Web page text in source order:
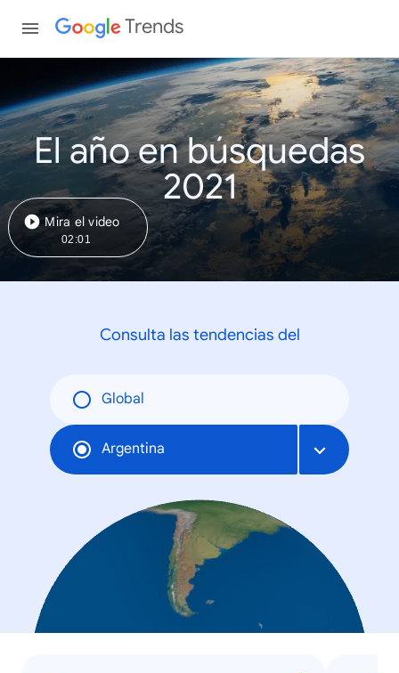
Trends
El año en búsquedas
2021
Mira el video
02:01
Consulta las tendencias del
Global
Argentina